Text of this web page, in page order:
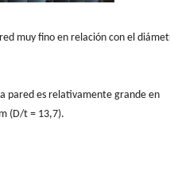
muy fino en relación con el
pared es relativamente grande en
(D/t = 13,7).